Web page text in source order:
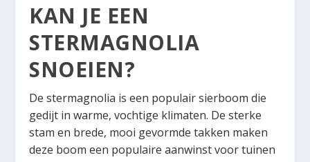
KAN JE EEN
STERMAGNOLIA
SNOEIEN?
De stermagnolia is een populair sierboom die
gedijt in warme, vochtige klimaten. De sterke
stam en brede, mooi gevormde takken maken
deze boom een populaire aanwinst voor tuinen